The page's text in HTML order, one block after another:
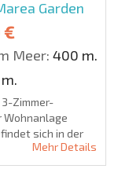
Garden
€
Meer: 400 m.
Zimmer-
Wohnanlage
sich in der
Mehr Details